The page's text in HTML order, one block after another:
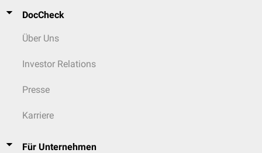
DocCheck
Über Uns
Investor Relations
Presse
Karriere
Für Unternehmen